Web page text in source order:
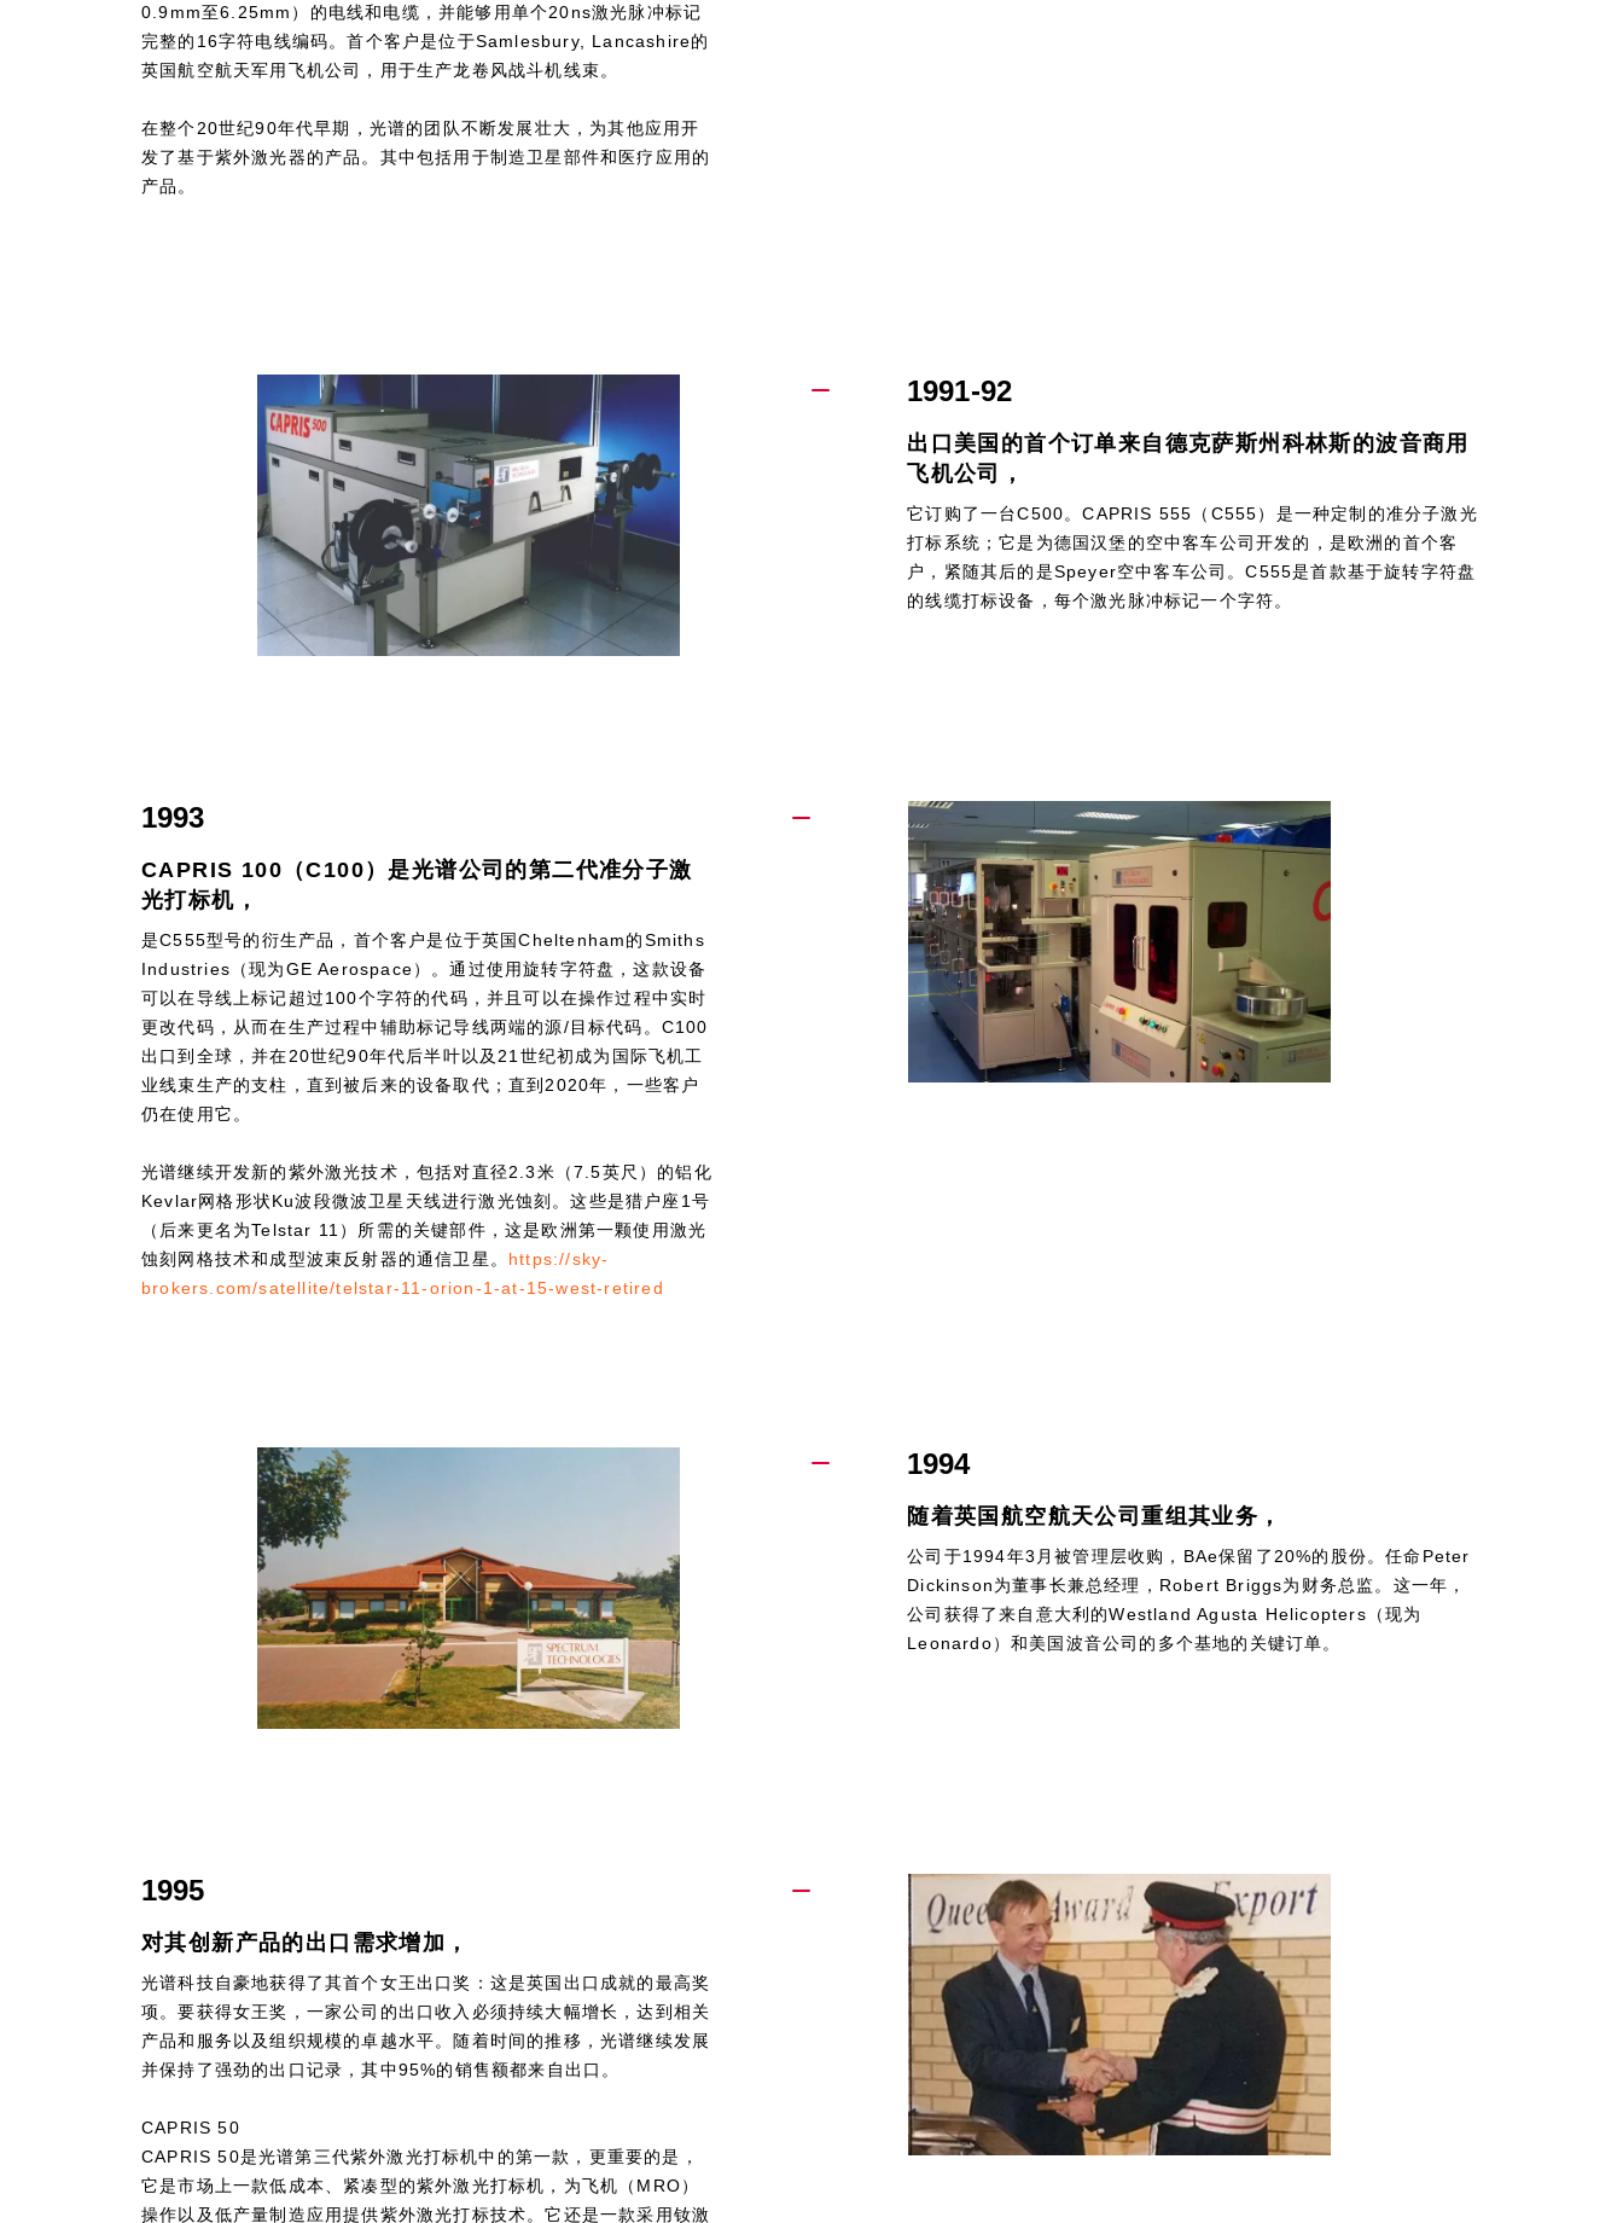
0.9mm至6.25mm）的电线和电缆，并能够用单个20ns激光脉冲标记
完整的16字符电线编码。首个客户是位于Samlesbury, Lancashire的
英国航空航天军用飞机公司，用于生产龙卷风战斗机线束。
在整个20世纪90年代早期，光谱的团队不断发展壮大，为其他应用开
发了基于紫外激光器的产品。其中包括用于制造卫星部件和医疗应用的
产品。
1991-92
出口美国的首个订单来自德克萨斯州科林斯的波音商用
飞机公司，
它订购了一台C500。CAPRIS 555（C555）是一种定制的准分子激光
打标系统；它是为德国汉堡的空中客车公司开发的，是欧洲的首个客
户，紧随其后的是Speyer空中客车公司。C555是首款基于旋转字符盘
的线缆打标设备，每个激光脉冲标记一个字符。
1993
CAPRIS 100（C100）是光谱公司的第二代准分子激
光打标机，
是C555型号的衍生产品，首个客户是位于英国Cheltenham的Smiths
Industries（现为GE Aerospace）。通过使用旋转字符盘，这款设备
可以在导线上标记超过100个字符的代码，并且可以在操作过程中实时
更改代码，从而在生产过程中辅助标记导线两端的源/目标代码。C100
出口到全球，并在20世纪90年代后半叶以及21世纪初成为国际飞机工
业线束生产的支柱，直到被后来的设备取代；直到2020年，一些客户
仍在使用它。
光谱继续开发新的紫外激光技术，包括对直径2.3米（7.5英尺）的铝化
Kevlar网格形状Ku波段微波卫星天线进行激光蚀刻。这些是猎户座1号
（后来更名为Telstar 11）所需的关键部件，这是欧洲第一颗使用激光
蚀刻网格技术和成型波束反射器的通信卫星。 https://sky-
brokers.com/satellite/telstar-11-orion-1-at-15-west-retired
1994
随着英国航空航天公司重组其业务，
公司于1994年3月被管理层收购，BAe保留了20%的股份。任命Peter
Dickinson为董事长兼总经理，Robert Briggs为财务总监。这一年，
公司获得了来自意大利的Westland Agusta Helicopters（现为
Leonardo）和美国波音公司的多个基地的关键订单。
1995
对其创新产品的出口需求增加，
光谱科技自豪地获得了其首个女王出口奖：这是英国出口成就的最高奖
项。要获得女王奖，一家公司的出口收入必须持续大幅增长，达到相关
产品和服务以及组织规模的卓越水平。随着时间的推移，光谱继续发展
并保持了强劲的出口记录，其中95%的销售额都来自出口。
CAPRIS 50
CAPRIS 50是光谱第三代紫外激光打标机中的第一款，更重要的是，
它是市场上一款低成本、紧凑型的紫外激光打标机，为飞机（MRO）
操作以及低产量制造应用提供紫外激光打标技术。它还是一款采用钕激